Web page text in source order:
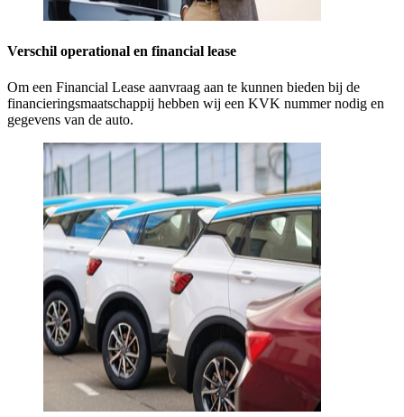
Verschil operational en financial lease
Om een Financial Lease aanvraag aan te kunnen bieden bij de
financieringsmaatschappij hebben wij een KVK nummer nodig en
gegevens van de auto.